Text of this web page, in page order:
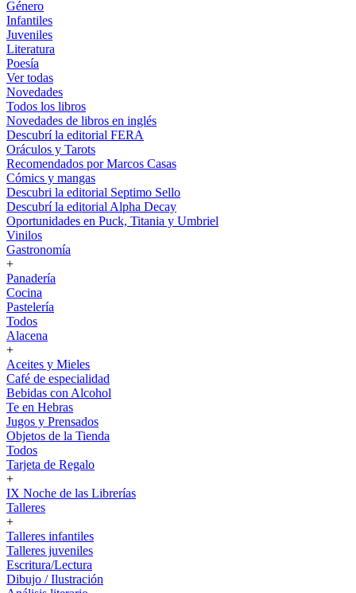
Género
Infantiles
Juveniles
Literatura
Poesía
Ver todas
Novedades
Todos los libros
Novedades de libros en inglés
Descubrí la editorial FERA
Oráculos y Tarots
Recomendados por Marcos Casas
Cómics y mangas
Descubri la editorial Septimo Sello
Descubrí la editorial Alpha Decay
Oportunidades en Puck, Titania y Umbriel
Vinilos
Gastronomía
+
Panadería
Cocina
Pastelería
Todos
Alacena
+
Aceites y Mieles
Café de especialidad
Bebidas con Alcohol
Te en Hebras
Jugos y Prensados
Objetos de la Tienda
Todos
Tarjeta de Regalo
+
IX Noche de las Librerías
Talleres
+
Talleres infantiles
Talleres juveniles
Escritura/Lectura
Dibujo / Ilustración